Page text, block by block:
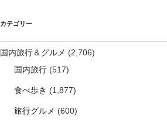
ブ
カテゴリー
国内旅行＆グルメ (2,706)
国内旅行(517)
食べ歩き (1,877)
旅行グルメ (600)